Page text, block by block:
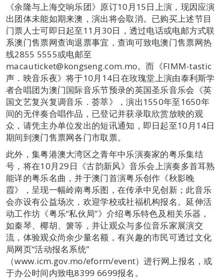
《余隆与上海交响乐团》原订10月15日上演，现因应演
出团体未能如期来澳，演出将会取消。已购买上述节目
门票人士可即日起至11月30日，透过电话或电邮方式联
系澳门售票网查询退票事宜，查询可致电澳门售票网热
线2855 5555或电邮至
macauticket@kongseng.com.mo。而《FIMM-tastic
声．映音乐夜》将于10月14日在玫瑰堂上演由泰利斯学
者合唱团为澳门国际音乐节预录的英国圣乐音乐会《英
国文艺复兴复调音乐．荟萃》，演出1550年至1650年
间的无伴奏合唱作品，已登记并获录取欣赏放映的观
众，请凭主办单位发出的短讯通知，即日起至10月14日
期间到澳门售票网各门市取票。
此外，集粤港澳大湾区之青年中乐演奏家的粤乐集结
号，将在10月29日《古韵新风》音乐会上演奏多首耳熟
能详的粤乐名曲，并于澳门首演粤乐创作《秋影晚
霞》，呈现一幅岭南粤乐图，在传承中见创新；此音乐
会亦设有公益场次，欢迎学校或社福机构报名。延伸活
动工作坊《粤乐“私伙局”》介绍粤乐特色及相关乐器，
如秦琴、椰胡、箫等，并让观众与多位音乐家展演交
流，体验观众尚余少量名额，有兴趣的市民可透过文化
局网页“活动报名系统”
（www.icm.gov.mo/eform/event）进行网上报名，或
于办公时间内致电8399 6699报名。